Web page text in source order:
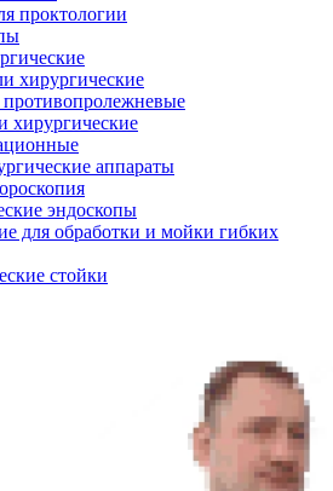
проктологии
хирургические
хирургические
аппараты
эндоскопы
для обработки и мойки гибких
стойки